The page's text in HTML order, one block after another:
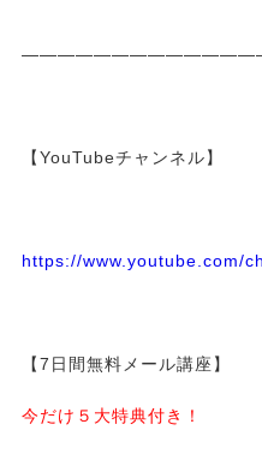
【YouTubeチャンネル】
https://www.youtube.com/
【7日間無料メール講座】
今だけ５大特典付き！